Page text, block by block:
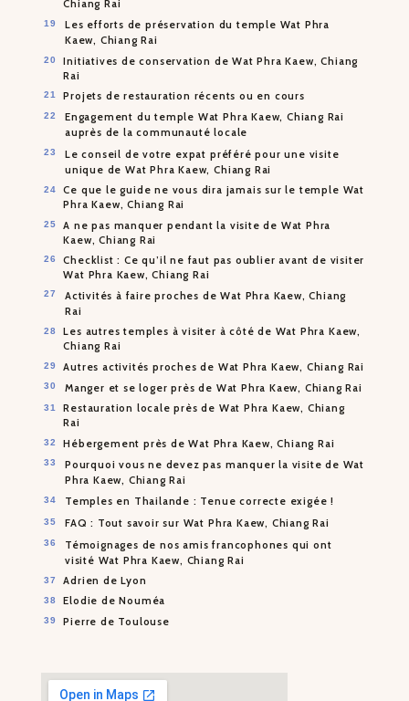
Chiang Rai
Les efforts de préservation du temple Wat Phra
Kaew, Chiang Rai
Initiatives de conservation de Wat Phra Kaew, Chiang
Rai
Projets de restauration récents ou en cours
Engagement du temple Wat Phra Kaew, Chiang Rai
auprès de la communauté locale
Le conseil de votre expat préféré pour une visite
unique de Wat Phra Kaew, Chiang Rai
Ce que le guide ne vous dira jamais sur le temple Wat
Phra Kaew, Chiang Rai
A ne pas manquer pendant la visite de Wat Phra
Kaew, Chiang Rai
Checklist : Ce qu’il ne faut pas oublier avant de visiter
Wat Phra Kaew, Chiang Rai
Activités à faire proches de Wat Phra Kaew, Chiang
Rai
Les autres temples à visiter à côté de Wat Phra Kaew,
Chiang Rai
Autres activités proches de Wat Phra Kaew, Chiang Rai
Manger et se loger près de Wat Phra Kaew, Chiang Rai
Restauration locale près de Wat Phra Kaew, Chiang
Rai
Hébergement près de Wat Phra Kaew, Chiang Rai
Pourquoi vous ne devez pas manquer la visite de Wat
Phra Kaew, Chiang Rai
Temples en Thailande : Tenue correcte exigée !
FAQ : Tout savoir sur Wat Phra Kaew, Chiang Rai
Témoignages de nos amis francophones qui ont
visité Wat Phra Kaew, Chiang Rai
Adrien de Lyon
Elodie de Nouméa
Pierre de Toulouse